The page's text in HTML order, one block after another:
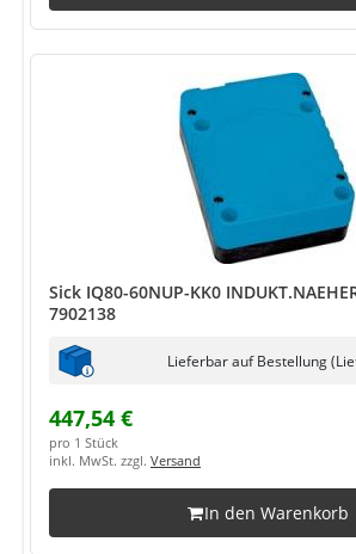
Sick IQ80-60NUP-KK0
7902138
Lieferbar auf Bestellung
447,54 €
pro 1 Stück
inkl. MwSt. zzgl. Versand
In den Warenkorb